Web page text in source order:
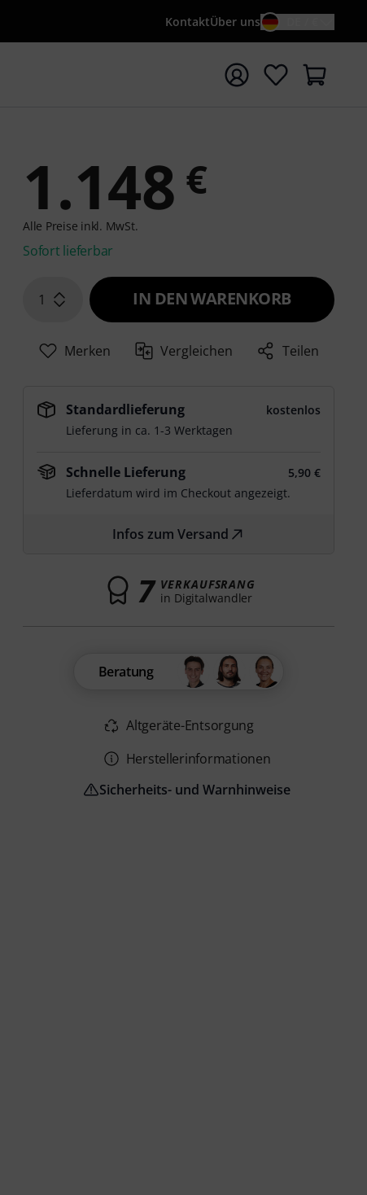
KontaktÜber uns
mit Suchwort {searchTerm} starten
1.148 €
Alle Preise inkl. MwSt.
Sofort lieferbar
1 IN DEN WARENKORB
Merken Vergleichen Teilen
Standardlieferung
kostenlos
Lieferung in ca. 1-3 Werktagen
Schnelle Lieferung
5,90 €
Lieferdatum wird im Checkout angezeigt.
Infos zum Versand
7 VERKAUFSRANG
in Digitalwandler
Beratung
Altgeräte-Entsorgung
Herstellerinformationen
Sicherheits- und Warnhinweise